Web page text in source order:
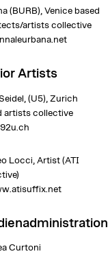
(BURB), Venice based
artists collective
Artists
(U5), Zurich
artists collective
Locci, Artist (ATI
Curtoni